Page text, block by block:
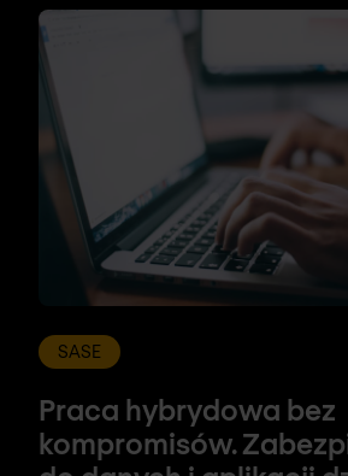
SASE
Praca hybrydowa bez
kompromisów.